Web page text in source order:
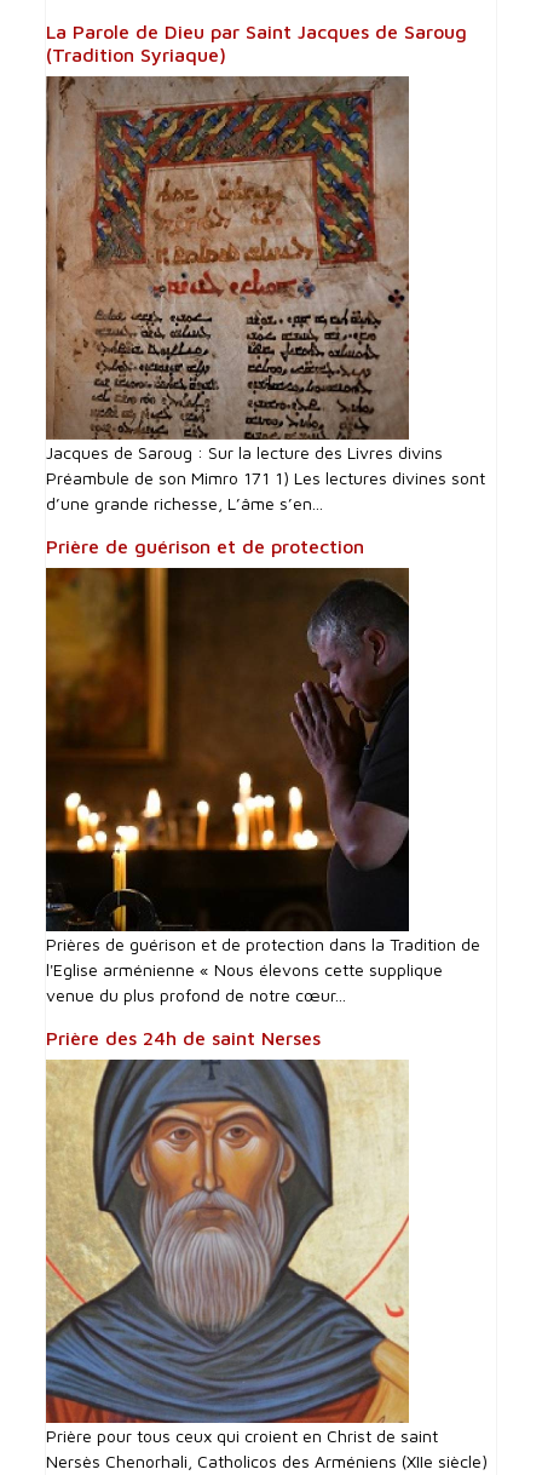
La Parole de Dieu par Saint Jacques de Saroug
(Tradition Syriaque)
Jacques de Saroug : Sur la lecture des Livres divins
Préambule de son Mimro 171 1) Les lectures divines sont
d’une grande richesse, L’âme s’en...
Prière de guérison et de protection
Prières de guérison et de protection dans la Tradition de
l'Eglise arménienne « Nous élevons cette supplique
venue du plus profond de notre cœur...
Prière des 24h de saint Nerses
Prière pour tous ceux qui croient en Christ de saint
Nersès Chenorhali, Catholicos des Arméniens (XIIe siècle)